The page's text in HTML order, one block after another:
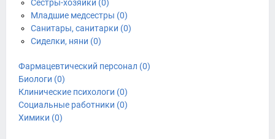
Сестры-хозяйки (0)
Младшие медсестры (0)
Санитары, санитарки (0)
Сиделки, няни (0)
Фармацевтический персонал (0)
Биологи (0)
Клинические психологи (0)
Социальные работники (0)
Химики (0)